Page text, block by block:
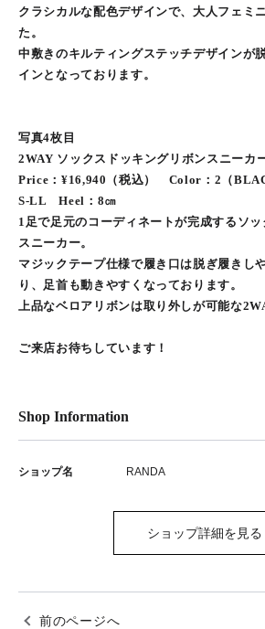
クラシカルな配色デザインで、大人フェミ
た。
中敷きのキルティングステッチデザインが
インとなっております。
写真4枚目
2WAY ソックスドッキングリボンスニーカ
Price：¥16,940（税込） Color：2（
S-LL Heel：8㎝
1足で足元のコーディネートが完成するソ
スニーカー。
マジックテープ仕様で履き口は脱ぎ履きし
り、足首も動きやすくなっております。
上品なベロアリボンは取り外しが可能な
ご来店お待ちしています！
Shop Information
ショップ名 RANDA
ショップ詳細を見る
前のページへ